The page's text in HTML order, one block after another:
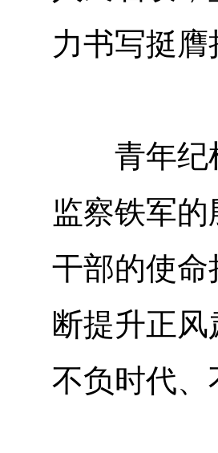
力书写挺
青年纪检
监察铁军
干部的使
断提升正
不负时代